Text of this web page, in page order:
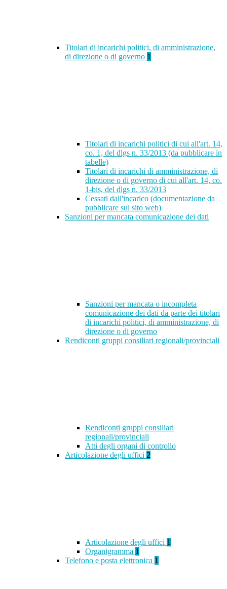
Titolari di incarichi politici, di amministrazione,
di direzione o di governo 1
Titolari di incarichi politici di cui all'art. 14,
co. 1, del dlgs n. 33/2013 (da pubblicare in
tabelle)
Titolari di incarichi di amministrazione, di
direzione o di governo di cui all'art. 14, co.
1-bis, del dlgs n. 33/2013
Cessati dall'incarico (documentazione da
pubblicare sul sito web)
Sanzioni per mancata comunicazione dei dati
Sanzioni per mancata o incompleta
comunicazione dei dati da parte dei titolari
di incarichi politici, di amministrazione, di
direzione o di governo
Rendiconti gruppi consiliari regionali/provinciali
Rendiconti gruppi consiliari
regionali/provinciali
Atti degli organi di controllo
Articolazione degli uffici 2
Articolazione degli uffici 1
Organigramma 1
Telefono e posta elettronica 1